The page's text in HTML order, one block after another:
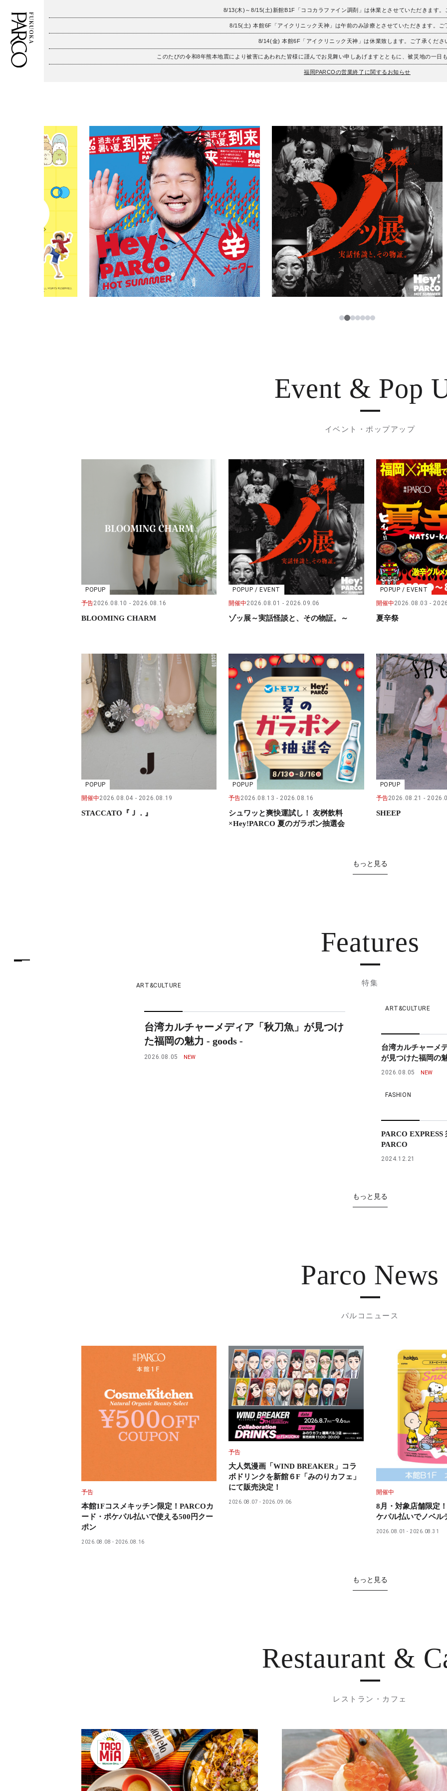
8/13(木)～8/15(土)新館B1F「ココカラファイン調剤」は休業とさせていただきます。
8/15(土) 本館6F「アイクリニック天神」は午前のみ診療とさせていただきます。ご
8/14(金) 本館6F「アイクリニック天神」は休業致します。ご了承くださ
このたびの令和8年熊本地震により被害にあわれた皆様に謹んでお見舞い申しあげますとともに、被災地の一日
福岡PARCOの営業終了に関するお知らせ
ニュース
レストラン・カフェ
TAX FREE
PARCOメンバーズ
한국어
日本語
1234567
Event & Pop
イベント・ポップアップ
POPUP
予告2026.08.10 2026.08.16
BLOOMING CHARM
POPUP / EVENT
開催中2026.08.01 2026.09.06
ゾッ展～実話怪談と、その物証。～
POPUP / EVENT
開催中2026.08.03
夏辛祭
POPUP
開催中2026.08.04 2026.08.19
STACCATO『Ｊ．』
POPUP
予告2026.08.13 2026.08.16
シュワッと爽快運試し！ 友桝飲料
×Hey!PARCO 夏のガラポン抽選会
POPUP
予告2026.08.21
SHEEP
もっと見る
Features
特集
ART&CULTURE
台湾カルチャーメディア「秋刀魚」が見つけ
た福岡の魅力 - goods -
2026.08.05
ART&CULTURE
台湾カルチャーメ
が見つけた福岡の
2026.08.05
FASHION
PARCO EXPRESS
PARCO
2024.12.21
もっと見る
Parco News
パルコニュース
予告
本館1Fコスメキッチン限定！PARCOカ
ード・ポケパル払いで使える500円クー
ポン
2026.08.08 2026.08.16
予告
大人気漫画「WIND BREAKER」コラ
ボドリンクを新館６F「みのりカフェ」
にて販売決定！
2026.08.07 2026.09.06
開催中
8月・対象店舗限定
ケパル払いでノベル
2026.08.01 2026.08.31
もっと見る
Restaurant &
レストラン・カフェ